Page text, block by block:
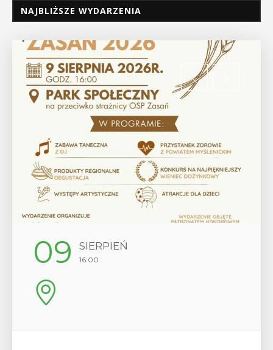
NAJBLIŻSZE WYDARZENIA
12 SIERPIEŃ
17:00